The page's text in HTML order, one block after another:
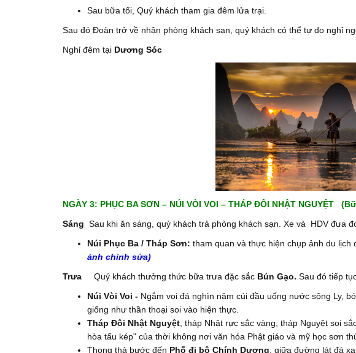
Sau bữa tối, Quý khách tham gia đêm lửa trại.
Sau đó Đoàn trở về nhận phòng khách sạn, quý khách có thể tự do nghỉ
Nghỉ đêm tại Dương Sóc
NGÀY 3: PHỤC BA SƠN – NÚI VÒI VOI – THÁP ĐÔI NHẬT NGUYỆT
Sáng Sau khi ăn sáng, quý khách trả phòng khách sạn. Xe và HDV đưa
Núi Phục Ba / Tháp Sơn: tham quan và thực hiện chụp ảnh du lịch
ảnh chỉnh sửa)
Trưa Quý khách thưởng thức bữa trưa đặc sắc Bún Gạo. Sau đó tiếp
Núi Vòi Voi - Ngắm voi đá nghìn năm cúi đầu uống nước sông Ly,
giống như thần thoại soi vào hiện thực.
Tháp Đôi Nhật Nguyệt , tháp Nhật rực sắc vàng, tháp Nguyệt soi
hòa tấu kép" của thời không nơi văn hóa Phật giáo và mỹ học sơn
Thong thả bước đến Phố đi bộ Chính Dương , giữa đường lát đá